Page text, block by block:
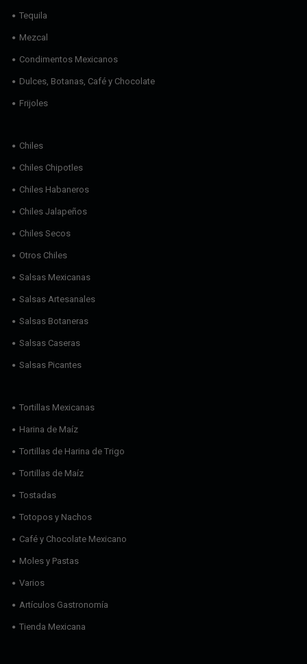
Tequila
Mezcal
Condimentos Mexicanos
Dulces, Botanas, Café y Chocolate
Frijoles
Chiles
Chiles Chipotles
Chiles Habaneros
Chiles Jalapeños
Chiles Secos
Otros Chiles
Salsas Mexicanas
Salsas Artesanales
Salsas Botaneras
Salsas Caseras
Salsas Picantes
Tortillas Mexicanas
Harina de Maíz
Tortillas de Harina de Trigo
Tortillas de Maíz
Tostadas
Totopos y Nachos
Café y Chocolate Mexicano
Moles y Pastas
Varios
Artículos Gastronomía
Tienda Mexicana